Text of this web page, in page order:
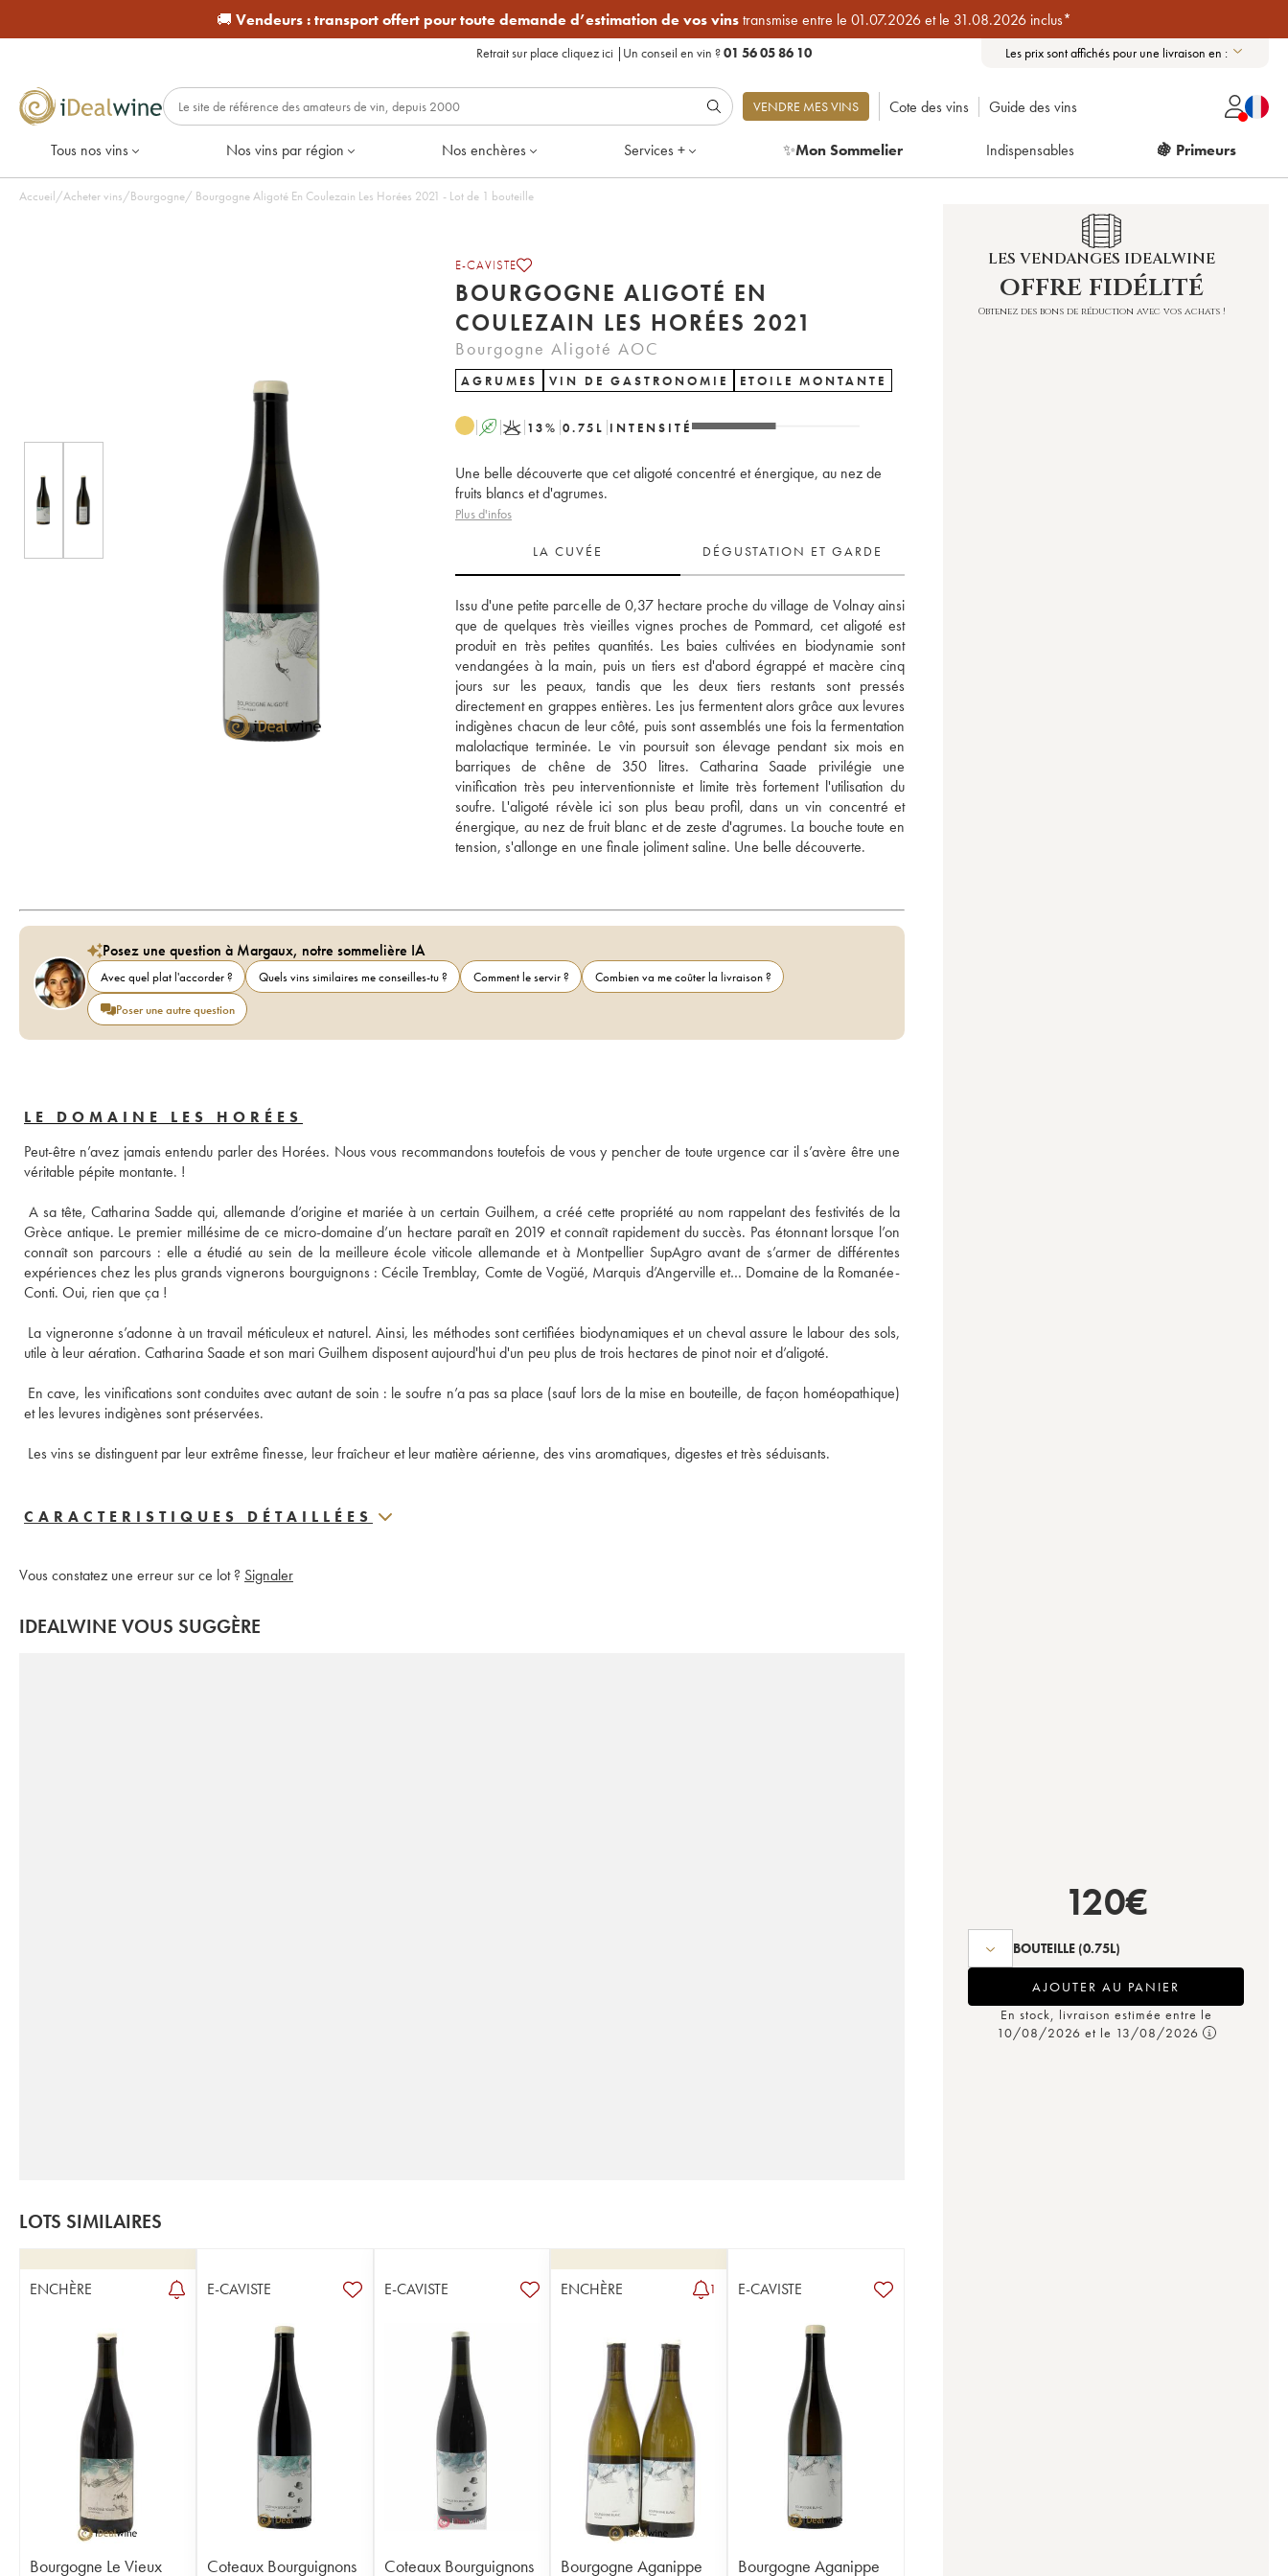
🚚 Vendeurs :transport offert pour toute demande d’estimation de vos vinstransmise entre le 01.07.2026 et le 31.08.2026 inclus*
Retrait sur place cliquez ici | Un conseil en vin ?01 56 05 86 10 Les prix sont affichés pour une livraison en :
VENDRE MES VINS Cote des vins Guide des vins
Tous nos vins Nos vins par région Nos enchères Services + ✨Mon Sommelier Indispensables 🍇 Primeurs
Accueil/Acheter vins/Bourgogne/ Bourgogne Aligoté En Coulezain Les Horées 2021 - Lot de 1 bouteille
E-CAVISTE
BOURGOGNE ALIGOTÉ EN
COULEZAIN LES HORÉES 2021
Bourgogne Aligoté AOC
AGRUMES VIN DE GASTRONOMIE ETOILE MONTANTE
A K 13% 0.75 L INTENSITÉ
Une belle découverte que cet aligoté concentré et énergique, au nez de
fruits blancs et d'agrumes.
Plus d'infos
LA CUVÉE DÉGUSTATION ET GARDE
Issu d'une petite parcelle de 0,37 hectare proche du village de Volnay ainsi
que de quelques très vieilles vignes proches de Pommard, cet aligoté est
produit en très petites quantités. Les baies cultivées en biodynamie sont
vendangées à la main, puis un tiers est d'abord égrappé et macère cinq
jours sur les peaux, tandis que les deux tiers restants sont pressés
directement en grappes entières. Les jus fermentent alors grâce aux levures
indigènes chacun de leur côté, puis sont assemblés une fois la fermentation
malolactique terminée. Le vin poursuit son élevage pendant six mois en
barriques de chêne de 350 litres. Catharina Saade privilégie une
vinification très peu interventionniste et limite très fortement l'utilisation du
soufre. L'aligoté révèle ici son plus beau profil, dans un vin concentré et
énergique, au nez de fruit blanc et de zeste d'agrumes. La bouche toute en
tension, s'allonge en une finale joliment saline. Une belle découverte.
Posez une question à Margaux, notre sommelière IA
Avec quel plat l'accorder ? Quels vins similaires me conseilles-tu ? Comment le servir ?
Combien va me coûter la livraison ?
Poser une autre question
LE DOMAINE LES HORÉES
Peut-être n’avez jamais entendu parler des Horées. Nous vous recommandons toutefois de vous y pencher de toute urgence car il s’avère être une
A sa tête, Catharina Sadde qui, allemande d’origine et mariée à un certain Guilhem, a créé cette propriété au nom rappelant des festivités de la
Grèce antique. Le premier millésime de ce micro-domaine d’un hectare paraît en 2019 et connaît rapidement du succès. Pas étonnant lorsque l’on
connaît son parcours : elle a étudié au sein de la meilleure école viticole allemande et à Montpellier SupAgro avant de s’armer de différentes
expériences chez les plus grands vignerons bourguignons : Cécile Tremblay, Comte de Vogüé, Marquis d’Angerville et… Domaine de la Romanée-
La vigneronne s’adonne à un travail méticuleux et naturel. Ainsi, les méthodes sont certifiées biodynamiques et un cheval assure le labour des sols,
En cave, les vinifications sont conduites avec autant de soin : le soufre n’a pas sa place (sauf lors de la mise en bouteille, de façon homéopathique)
Les vins se distinguent par leur extrême finesse, leur fraîcheur et leur matière aérienne, des vins aromatiques, digestes et très séduisants.
CARACTERISTIQUES DÉTAILLÉES
Vous constatez une erreur sur ce lot ? Signaler
IDEALWINE VOUS SUGGÈRE
LOTS SIMILAIRES
ENCHÈRE
Bourgogne Le Vieux
E-CAVISTE
Coteaux Bourguignons
E-CAVISTE
Coteaux Bourguignons
ENCHÈRE 1
Bourgogne Aganippe
E-CAVISTE
Bourgogne Aganippe
LES VENDANGES IDEALWINE
offre fidélité
Obtenez des bons de réduction avec vos achats !
120€
BOUTEILLE (0.75L)
AJOUTER AU PANIER
En stock, livraison estimée entre le
10/08/2026 et le 13/08/2026